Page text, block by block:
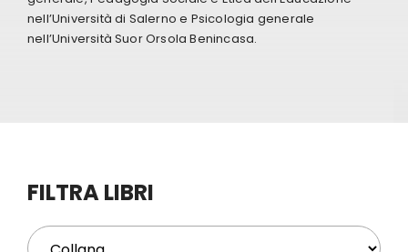
Profilo
nell’Università di Salerno e Psicologia generale
nell’Università Suor Orsola Benincasa.
FILTRA LIBRI